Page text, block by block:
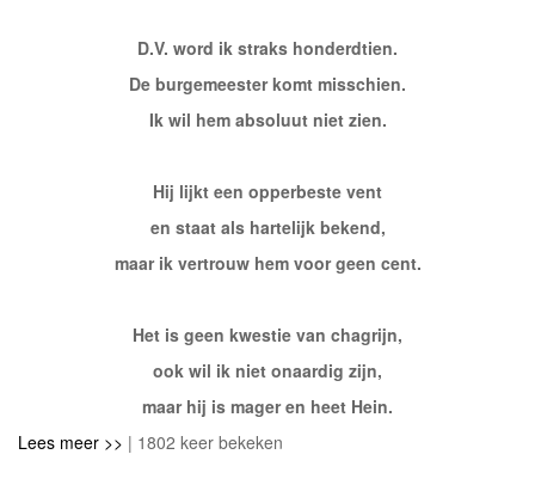
D.V. word ik straks honderdtien.
De burgemeester komt misschien.
Ik wil hem absoluut niet zien.
Hij lijkt een opperbeste vent
en staat als hartelijk bekend,
maar ik vertrouw hem voor geen cent.
Het is geen kwestie van chagrijn,
ook wil ik niet onaardig zijn,
maar hij is mager en heet Hein.
Lees meer >> | 1802 keer bekeken